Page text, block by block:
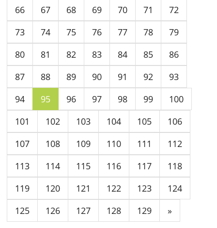
66
67 68 69 70 71
72
73
74 75 76 77 78
79
80
81 82 83 84 85
86
87
88 89 90 91 92
93
94
95 96 97 98 99
100
101
102 103 104 105
106
107
108 109 110 111
112
113
114 115 116 117
118
119
120 121 122 123
124
125
126 127 128 129 »